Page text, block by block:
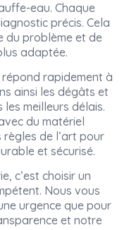
eau. Chaque
précis. Cela
du problème et de
adaptée.
rapidement à
ainsi les dégâts et
meilleurs délais.
du matériel
de l’art pour
et sécurisé.
c’est choisir un
Nous vous
urgence que pour
et notre